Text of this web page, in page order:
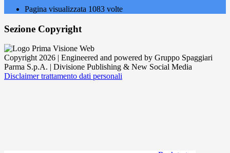
Pagina visualizzata 1083 volte
Sezione Copyright
Copyright 2026 | Engineered and powered by Gruppo Spaggiari
Parma S.p.A. | Divisione Publishing & New Social Media
Disclaimer trattamento dati personali